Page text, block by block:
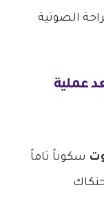
الصوتية
عملية
سكوناً تاماً